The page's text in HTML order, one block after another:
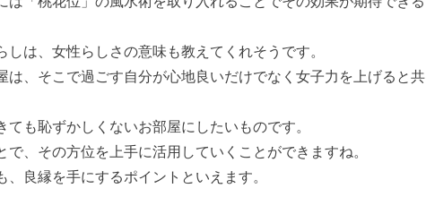
は、女性らしさの意味も教えてくれそうです。
は、そこで過ごす自分が心地良いだけでなく女子力を上げると共
も恥ずかしくないお部屋にしたいものです。
、その方位を上手に活用していくことができますね。
良縁を手にするポイントといえます。